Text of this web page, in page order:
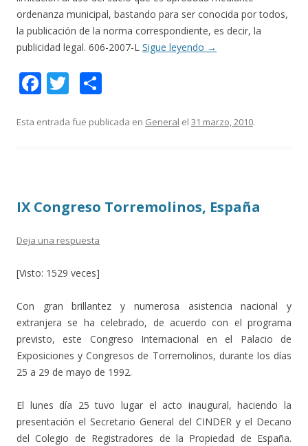
ordenanza municipal, bastando para ser conocida por todos,
la publicación de la norma correspondiente, es decir, la
publicidad legal. 606-2007-L Sigue leyendo →
F
e
k
T
itt m
r
Esta entrada fue publicada en General el 31 marzo, 2010.
IX Congreso Torremolinos, España
Deja una respuesta
[Visto: 1529 veces]
Con gran brillantez y numerosa asistencia nacional y
extranjera se ha celebrado, de acuerdo con el programa
previsto, este Congreso Internacional en el Palacio de
Exposiciones y Congresos de Torremolinos, durante los días
25 a 29 de mayo de 1992.
El lunes día 25 tuvo lugar el acto inaugural, haciendo la
presentación el Secretario General del CINDER y el Decano
del Colegio de Registradores de la Propiedad de España.